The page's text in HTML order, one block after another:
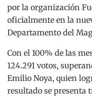
por la organización
oficialmente en la
Departamento del
Con el 100% de las
124.291 votos,
Emilio Noya, quien
resultado se presenta